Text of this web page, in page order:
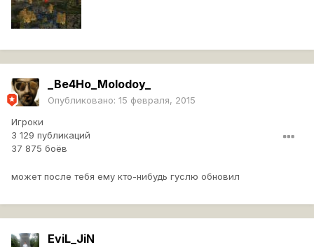
_Be4Ho_Molodoy_
Опубликовано: 15 февраля, 2015
Игроки
3 129 публикаций
37 875 боёв
может после тебя ему кто-нибудь гуслю обновил
EviL_JiN